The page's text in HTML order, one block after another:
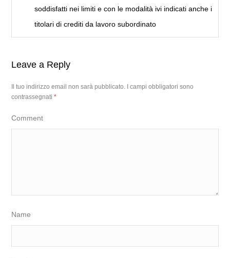
soddisfatti nei limiti e con le modalità ivi indicati anche i
titolari di crediti da lavoro subordinato
Leave a Reply
Il tuo indirizzo email non sarà pubblicato.
I campi obbligatori sono
contrassegnati*
Comment
Name